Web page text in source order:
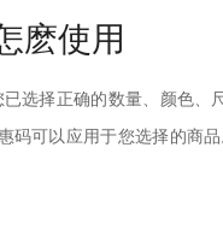
麽使用
选择正确的数量、颜色、
可以应用于您选择的商